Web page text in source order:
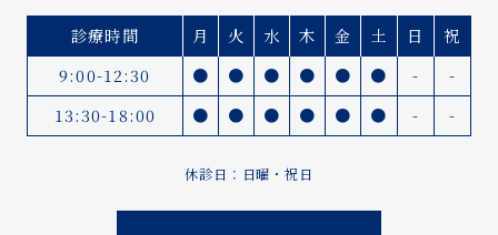
診療時間 月 火 水 木 金 土 日
祝
9:00-12:30
● ● ● ● ● ● -
-
13:30-18:00
● ● ● ● ● ● - -
休診日：日曜・祝日